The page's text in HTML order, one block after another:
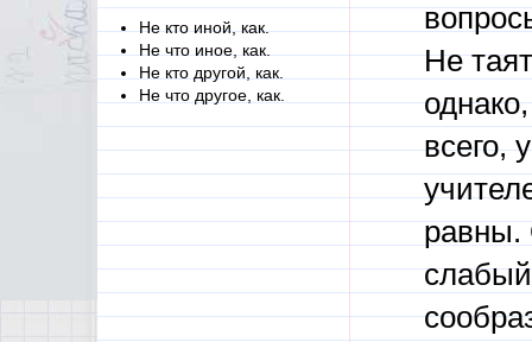
Не кто иной, как.
Не что иное, как.
Не кто другой, как.
Не что другое, как.
Не
всего,
равны.
слабый